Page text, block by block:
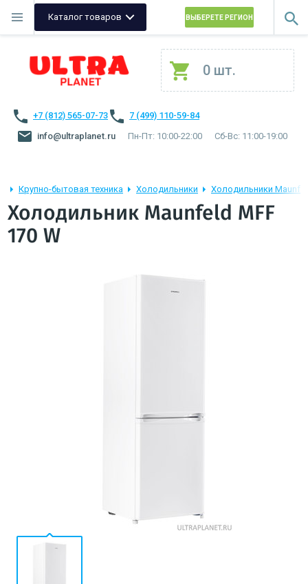
Каталог товаров ВЫБЕРЕТЕ РЕГИОН
0 шт.
+7 (812) 565-07-73
7 (499) 110-59-84
info@ultraplanet.ru
Пн-Пт: 10:00-22:00 Сб-Вс: 11:00-19:00
Крупно-бытовая техника Холодильники Холодильники
Холодильник Maunfeld MFF
170 W